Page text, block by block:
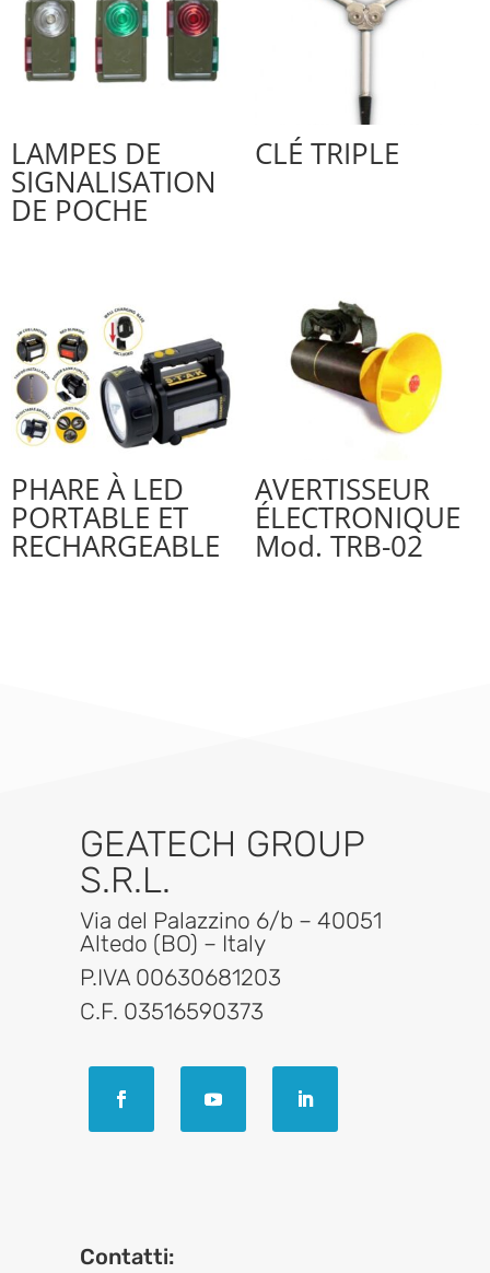
LAMPES DE
SIGNALISATION
DE POCHE
CLÉ TRIPLE
PHARE À LED
PORTABLE ET
RECHARGEABLE
AVERTISSEUR
ÉLECTRONIQUE
Mod. TRB-02
GEATECH GROUP
S.R.L.
Via del Palazzino 6/b – 40051
Altedo (BO) – Italy
P.IVA 00630681203
C.F. 03516590373
Contatti: